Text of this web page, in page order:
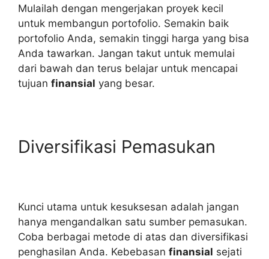
Mulailah dengan mengerjakan proyek kecil
untuk membangun portofolio. Semakin baik
portofolio Anda, semakin tinggi harga yang bisa
Anda tawarkan. Jangan takut untuk memulai
dari bawah dan terus belajar untuk mencapai
tujuan finansial yang besar.
Diversifikasi Pemasukan
Kunci utama untuk kesuksesan adalah jangan
hanya mengandalkan satu sumber pemasukan.
Coba berbagai metode di atas dan diversifikasi
penghasilan Anda. Kebebasan finansial sejati